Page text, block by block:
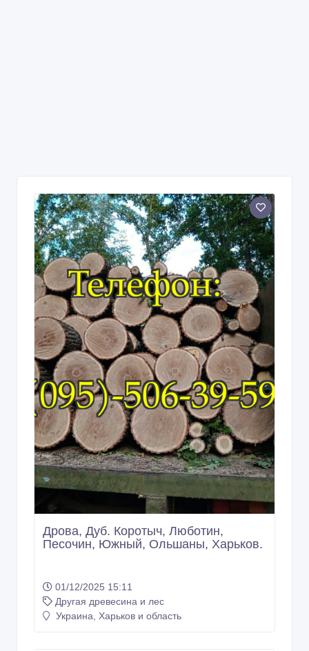
Дрова, Дуб. Коротыч, Люботин,
Песочин, Южный, Ольшаны, Харьков.
01/12/2025 15:11
Другая древесина и лес
Украина, Харьков и область